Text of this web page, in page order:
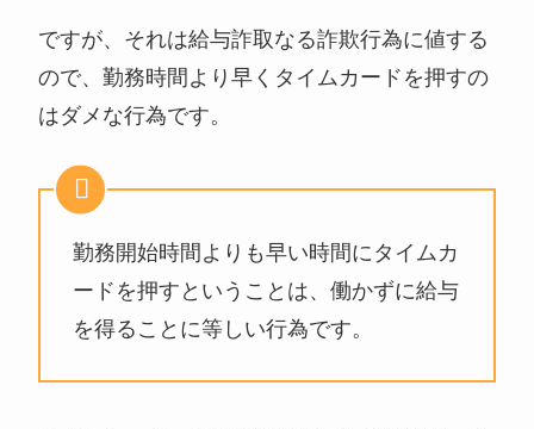
ですが、それは給与詐取なる詐欺行為に値する
ので、勤務時間より早くタイムカードを押すの
はダメな行為です。
勤務開始時間よりも早い時間にタイムカ
ードを押すということは、働かずに給与
を得ることに等しい行為です。